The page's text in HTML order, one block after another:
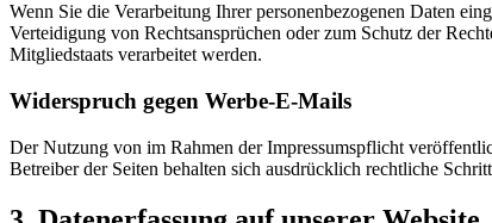
Wenn Sie die Verarbeitung Ihrer personenbezogenen Daten
Verteidigung von Rechtsansprüchen oder zum Schutz der
Mitgliedstaats verarbeitet werden.
Widerspruch gegen Werbe-E-Mails
Der Nutzung von im Rahmen der Impressumspflicht
Betreiber der Seiten behalten sich ausdrücklich rechtliche